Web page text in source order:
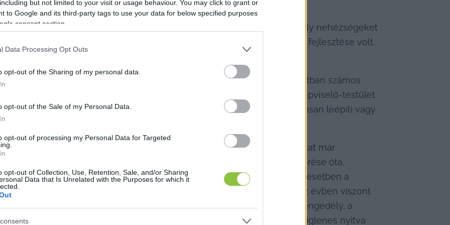
but not limited to your visit or usage behaviour. You may click to grant or
to Google and its third-party tags to use your data for below specified purposes
consent section.
Data Processing Opt Outs
opt-out of the Sharing of my personal data.
opt-out of the Sale of my Personal Data.
opt-out of processing my Personal Data for Targeted
opt-out of Collection, Use, Retention, Sale, and/or Sharing
Data that Is Unrelated with the Purposes for which it
kívánnak kialakítani.
elmondása szerint
komoly nehézségeket
programjuk egyik legfontosabb vállalása a tőserdei turizmus fejlesztése volt,
dilemmát jelentett számukra a fürdő jövője és működtetése.
támogatást nyerniük a fejlesztésekre, ám a beruházással kapcsolatban számos
megalapozatlan támadást kaptak. A bírálatok nemcsak őt, hanem a képviselő-testület
Elhangzottak olyan vádak is, miszerint a településvezetés szándékosan leépíti vagy
szerint ezek az állítások valótlanok.
híresztelések is megjelentek, amelyek szerint a pályázati forrásokat már
részletesen ismertette, milyen lépéseket tettek a támogatás elnyerése óta.
várhatóan 2026 nyarán vagy őszén indulhat meg és optimális esetben a
Ebben az esetben a strand újra megnyithatná kapuit. Ebben az évben viszont
lehetőség, mert amennyiben hamarosan megérkezik a kivitelezési engedély, a
lesz arra a nagyjából tízmilliós nagyságrendű összegre, amibe az ideiglenes nyitva